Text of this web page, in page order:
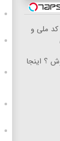
کد ملی و
؟ اینجا